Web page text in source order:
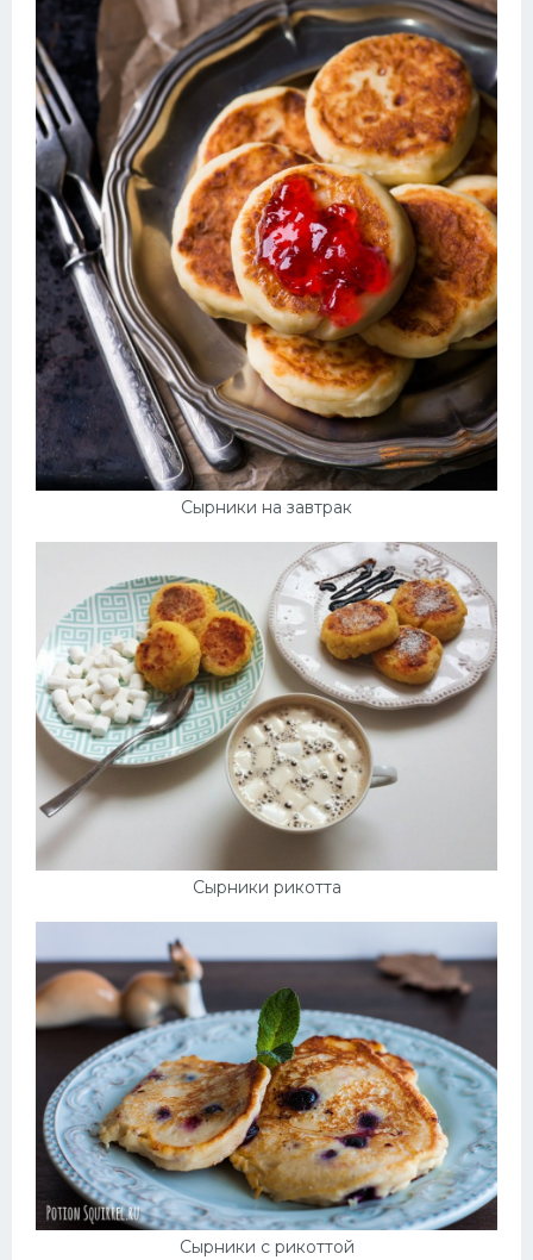
Сырники на завтрак
Сырники рикотта
Сырники с рикоттой